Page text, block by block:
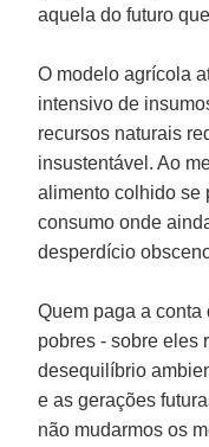
aquela do futuro
O modelo agrícola
intensivo de
recursos naturais
insustentável. Ao
alimento colhido se
consumo onde
desperdício
Quem paga a
pobres - sobre eles
desequilíbrio
e as gerações
não mudarmos os